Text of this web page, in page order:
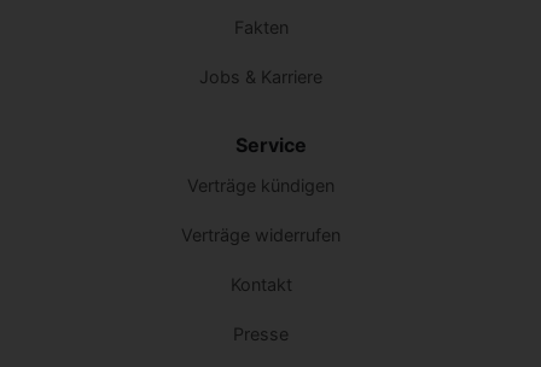
Fakten
Jobs & Karriere
Service
Verträge kündigen
Verträge widerrufen
Kontakt
Presse